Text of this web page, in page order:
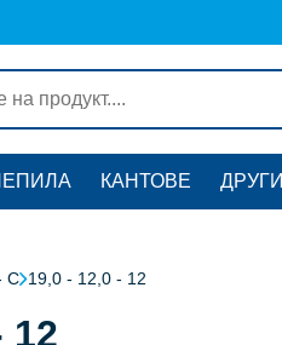
КАНТОВЕ ДРУГИ
C 19,0 - 12,0 - 12
12